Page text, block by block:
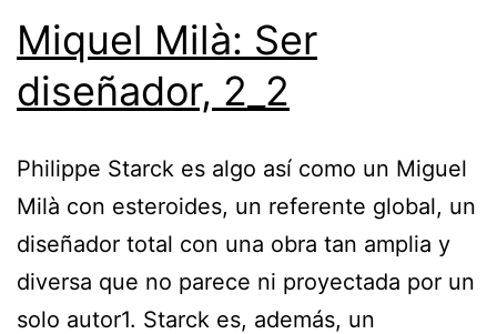
Miquel Milà: Ser
diseñador, 2_2
Philippe Starck es algo así como un Miguel
Milà con esteroides, un referente global, un
diseñador total con una obra tan amplia y
diversa que no parece ni proyectada por un
solo autor1. Starck es, además, un